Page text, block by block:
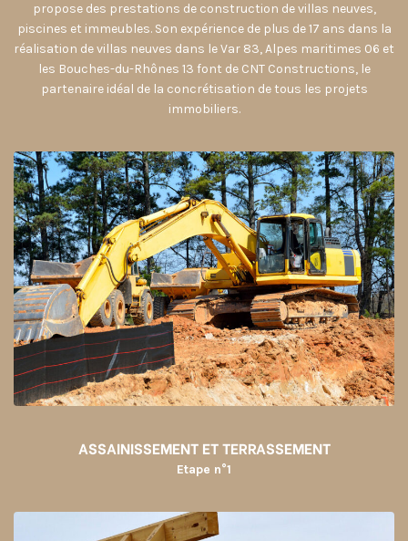
propose des prestations de construction de villas neuves,
piscines et immeubles. Son expérience de plus de 17 ans dans la
réalisation de villas neuves dans le Var 83, Alpes maritimes 06 et
les Bouches-du-Rhônes 13 font de CNT Constructions, le
partenaire idéal de la concrétisation de tous les projets
immobiliers.
ASSAINISSEMENT ET TERRASSEMENT
Etape n°1